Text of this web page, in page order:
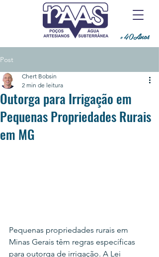
+40Anos
Post
Outorga para Irrigação em
Pequenas Propriedades Rurais
em MG
Chert Bobsin
2 min de leitura
Pequenas propriedades rurais em
Minas Gerais têm regras específicas
para outorga de irrigação. A Lei